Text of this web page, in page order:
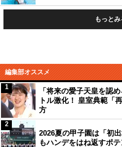
もっとみ
編集部オススメ
「将来の愛子天皇を認
トル激化！ 皇室典範「
方
1
2026夏の甲子園は「初
もハンデをはね返すポ
2